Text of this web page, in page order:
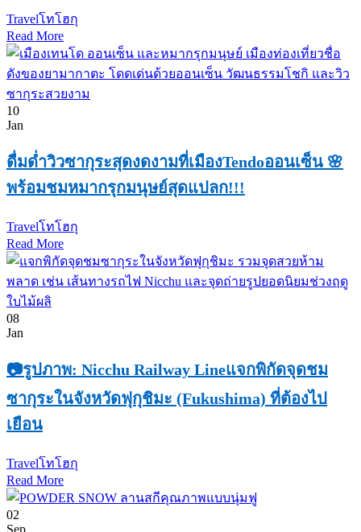
Travelโทโฮกุ
Read More
10
Jan
ดื่มด่ำวิวซากุระสุดงดงามที่เมืองTendoออนเซ็น 🌸
พร้อมชมหมากรุกมนุษย์สุดแปลก!!!
Travelโทโฮกุ
Read More
08
Jan
📷รูปภาพ: Nicchu Railway Lineแจกพิกัดจุดชม
ซากุระในจังหวัดฟุกุชิมะ (Fukushima) ที่ต้องไป
เยือน
Travelโทโฮกุ
Read More
02
Sep